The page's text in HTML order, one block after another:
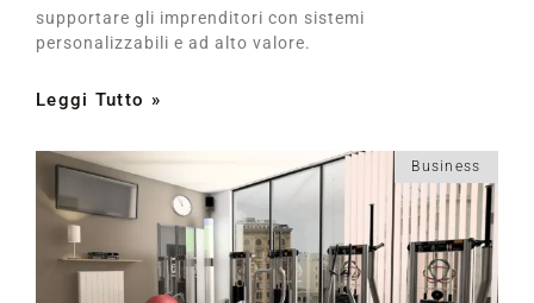
supportare gli imprenditori con sistemi
personalizzabili e ad alto valore.
Leggi Tutto »
Business